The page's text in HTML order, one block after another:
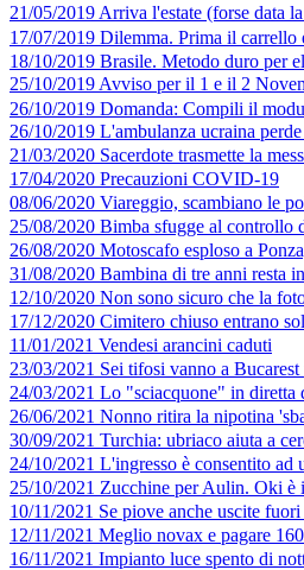
21/05/2019 Arriva l'estate (forse data
17/07/2019 Dilemma. Prima il
18/10/2019 Brasile. Metodo duro per
25/10/2019 Avviso per il 1 e il 2
26/10/2019 Domanda: Compili il
26/10/2019 L'ambulanza ucraina
21/03/2020 Sacerdote trasmette la
17/04/2020 Precauzioni COVID-19
08/06/2020 Viareggio, scambiano le
25/08/2020 Bimba sfugge al controllo
26/08/2020 Motoscafo esploso a
31/08/2020 Bambina di tre anni resta
12/10/2020 Non sono sicuro che la
17/12/2020 Cimitero chiuso entrano
11/01/2021 Vendesi arancini caduti
23/03/2021 Sei tifosi vanno a
24/03/2021 Lo "sciacquone" in
26/06/2021 Nonno ritira la nipotina
30/09/2021 Turchia: ubriaco aiuta a
24/10/2021 L'ingresso è consentito ad
25/10/2021 Zucchine per Aulin. Oki è
10/11/2021 Se piove anche uscite
12/11/2021 Meglio novax e pagare
16/11/2021 Impianto luce spento di